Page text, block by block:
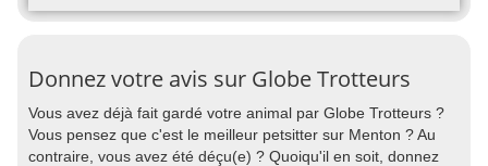
Donnez votre avis sur Globe Trotteurs
Vous avez déjà fait gardé votre animal par Globe Trotteurs ?
Vous pensez que c'est le meilleur petsitter sur Menton ? Au
contraire, vous avez été déçu(e) ? Quoiqu'il en soit, donnez